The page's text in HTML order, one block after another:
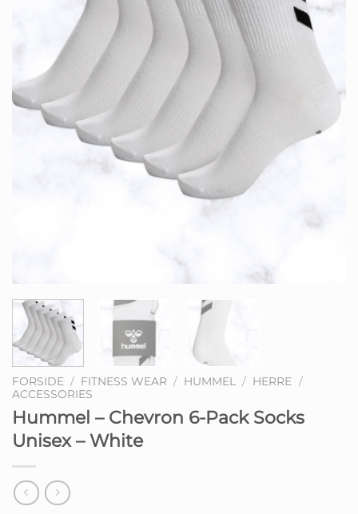
FORSIDE / FITNESS WEAR / HUMMEL / HERRE /
ACCESSORIES
Hummel – Chevron 6-Pack Socks
Unisex – White